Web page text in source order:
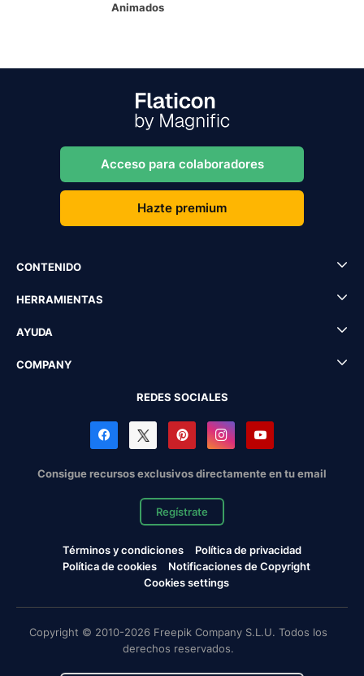
Animados
Acceso para colaboradores
Hazte premium
CONTENIDO
HERRAMIENTAS
AYUDA
COMPANY
REDES SOCIALES
Consigue recursos exclusivos directamente en tu email
Regístrate
Términos y condiciones
Política de privacidad
Política de cookies
Notificaciones de Copyright
Cookies settings
Copyright © 2010-2026 Freepik Company S.L.U. Todos los
derechos reservados.